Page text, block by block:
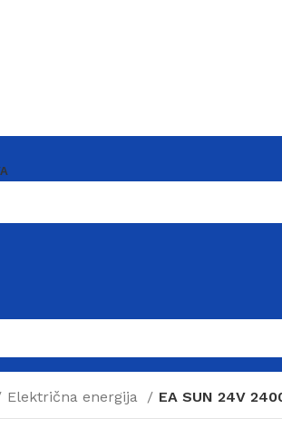
Električna energija EA SUN 24V